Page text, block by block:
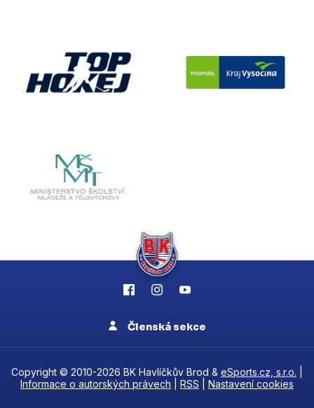
Členská sekce
Copyright © 2010-2026 BK Havlíčkův Brod & eSports.cz, s.r.o.
Informace o autorských právech
RSS Nastavení cookies